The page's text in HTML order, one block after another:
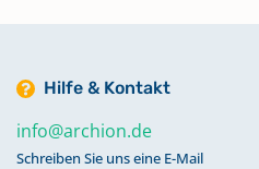
Bestattungen 1830 - 1942
Hilfe & Kontakt
info@archion.de
Schreiben Sie uns eine E-Mail